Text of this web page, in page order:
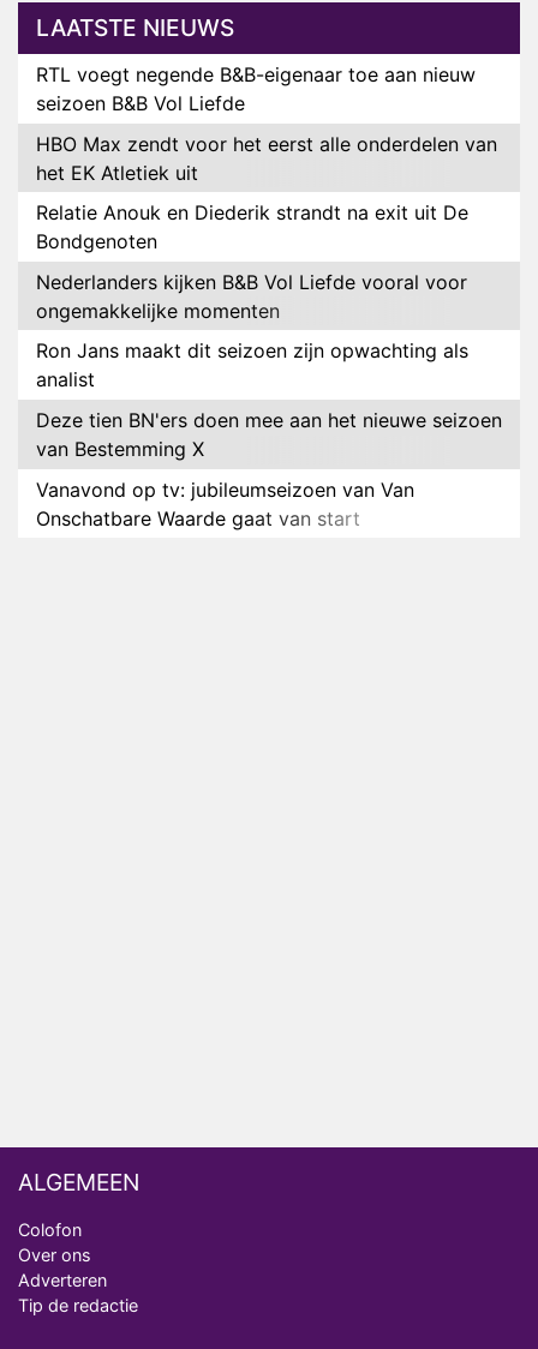
LAATSTE NIEUWS
RTL voegt negende B&B-eigenaar toe aan nieuw
seizoen B&B Vol Liefde
HBO Max zendt voor het eerst alle onderdelen van
het EK Atletiek uit
Relatie Anouk en Diederik strandt na exit uit De
Bondgenoten
Nederlanders kijken B&B Vol Liefde vooral voor
ongemakkelijke momenten
Ron Jans maakt dit seizoen zijn opwachting als
analist
Deze tien BN'ers doen mee aan het nieuwe seizoen
van Bestemming X
Vanavond op tv: jubileumseizoen van Van
Onschatbare Waarde gaat van start
ALGEMEEN
Colofon
Over ons
Adverteren
Tip de redactie